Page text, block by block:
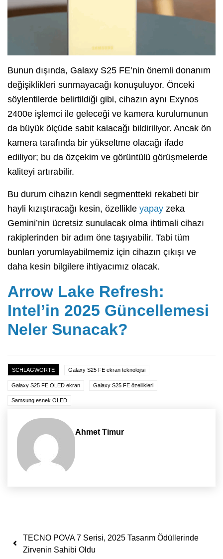
Bunun dışında, Galaxy S25 FE’nin önemli donanım
değişiklikleri sunmayacağı konuşuluyor. Önceki
söylentilerde belirtildiği gibi, cihazın aynı Exynos
2400e işlemci ile geleceği ve kamera kurulumunun
da büyük ölçüde sabit kalacağı bildiriliyor. Ancak ön
kamera tarafında bir yükseltme olacağı ifade
ediliyor; bu da özçekim ve görüntülü görüşmelerde
kaliteyi artırabilir.
Bu durum cihazın kendi segmentteki rekabeti bir
hayli kızıştıracağı kesin, özellikle yapay zeka
Gemini’nin ücretsiz sunulacak olma ihtimali cihazı
rakiplerinden bir adım öne taşıyabilir. Tabi tüm
bunları yorumlayabilmemiz için cihazın çıkışı ve
daha kesin bilgilere ihtiyacımız olacak.
Arrow Lake Refresh:
Intel’in 2025 Güncellemesi
Neler Sunacak?
SCHLAGWORTE Galaxy S25 FE ekran teknolojisi
Galaxy S25 FE OLED ekran Galaxy S25 FE özellikleri
Samsung esnek OLED
Ahmet Timur
Yazı dolaşımı
TECNO POVA 7 Serisi, 2025 Tasarım Ödüllerinde
Zirvenin Sahibi Oldu